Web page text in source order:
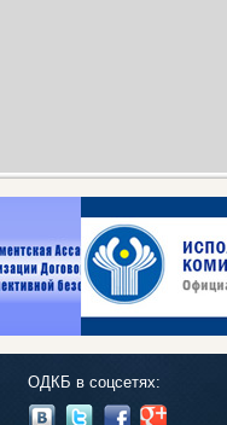
ОДКБ в соцсетях: